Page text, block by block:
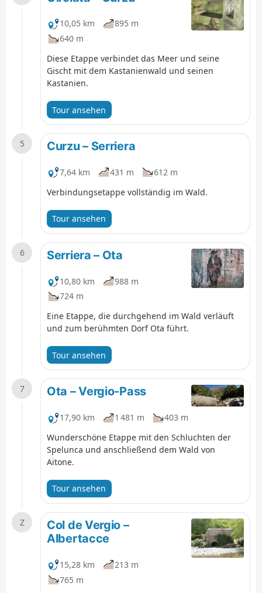
10,05 km
895 m
640 m
Diese Etappe verbindet das Meer und seine
Gischt mit dem Kastanienwald und seinen
Kastanien.
Tour ansehen
5 Curzu – Serriera
7,64 km 431 m
612 m
Verbindungsetappe vollständig im Wald.
Tour ansehen
6 Serriera – Ota
10,80 km
988 m
724 m
Eine Etappe, die durchgehend im Wald verläuft
und zum berühmten Dorf Ota führt.
Tour ansehen
7 Ota – Vergio-Pass
17,90 km 1 481 m
403 m
Wunderschöne Etappe mit den Schluchten der
Spelunca und anschließend dem Wald von
Aitone.
Tour ansehen
Z
Col de Vergio –
Albertacce
15,28 km
213 m
765 m